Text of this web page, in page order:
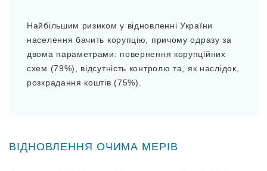
Найбільшим ризиком у відновленні України
населення бачить корупцію, причому одразу за
двома параметрами: повернення корупційних
схем (79%), відсутність контролю та, як наслідок,
розкрадання коштів (75%).
ВІДНОВЛЕННЯ ОЧИМА МЕРІВ